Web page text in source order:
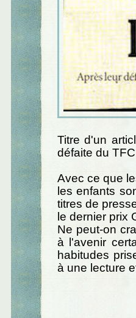
Titre d'un
défaite du
Avec ce que
les enfants
titres de
le dernier prix
Ne peut-on
à l'avenir
habitudes
à une lecture